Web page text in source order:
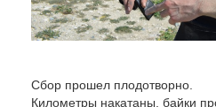
Сбор прошел плодотворно.
Километры накатаны, байки